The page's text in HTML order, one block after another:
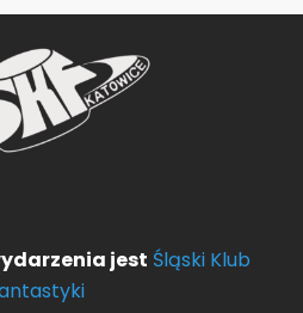
jest Śląski Klub